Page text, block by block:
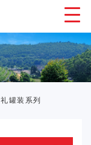
礼罐装系列